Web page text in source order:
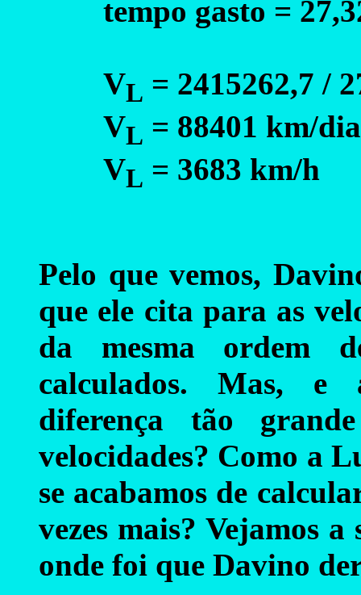
tempo gasto =
VL = 2415262,7 /
VL = 88401 km/
VL = 3683 km/h
Pelo que vemos,
que ele cita para as
da mesma ordem
calculados. Mas, e
diferença tão
velocidades? Como a
se acabamos de
vezes mais? Vejamos
onde foi que Davino